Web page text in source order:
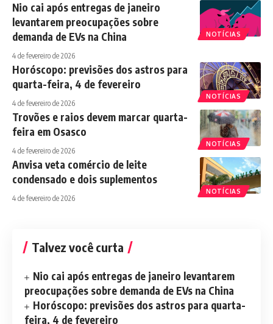
NOTÍCIAS
Nio cai após entregas de janeiro
levantarem preocupações sobre
demanda de EVs na China
4 de fevereiro de 2026
NOTÍCIAS
Horóscopo: previsões dos astros para
quarta-feira, 4 de fevereiro
4 de fevereiro de 2026
NOTÍCIAS
Trovões e raios devem marcar quarta-
feira em Osasco
4 de fevereiro de 2026
NOTÍCIAS
Anvisa veta comércio de leite
condensado e dois suplementos
4 de fevereiro de 2026
Talvez você curta
Nio cai após entregas de janeiro levantarem
preocupações sobre demanda de EVs na China
Horóscopo: previsões dos astros para quarta-
feira, 4 de fevereiro